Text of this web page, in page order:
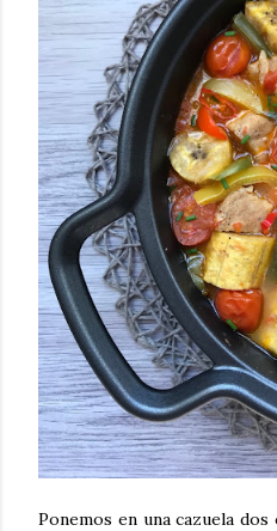
Ponemos en una cazuela